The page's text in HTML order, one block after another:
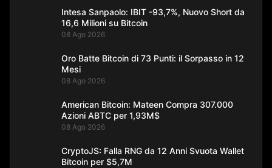
Intesa Sanpaolo: IBIT -93,7%, Nuovo Short da
16,6 Milioni su Bitcoin
08 Ago 2026
Oro Batte Bitcoin di 73 Punti: il Sorpasso in 12
Mesi
08 Ago 2026
American Bitcoin: Mateen Compra 307.000
Azioni ABTC per 1,93M$
08 Ago 2026
CryptoJS: Falla RNG da 12 Anni Svuota Wallet
Bitcoin per $5,7M